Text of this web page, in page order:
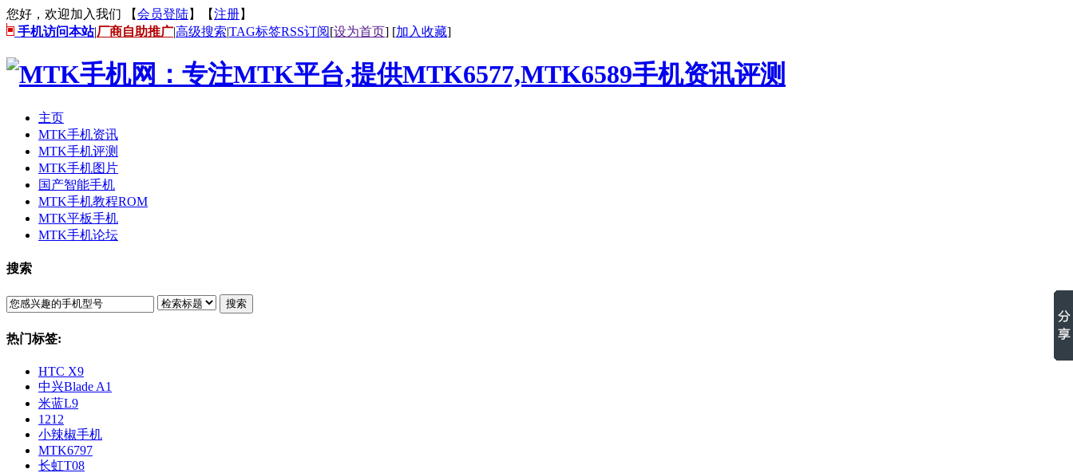
您好，欢迎加入我们 【会员登陆】【注册】
手机访问本站|厂商自助推广|高级搜索|TAG标签RSS订阅[设为首页] [加入收藏]
主页
MTK手机资讯
MTK手机评测
MTK手机图片
国产智能手机
MTK手机教程ROM
MTK平板手机
MTK手机论坛
搜索
搜索
热门标签:
HTC X9
中兴Blade A1
米蓝L9
1212
小辣椒手机
MTK6797
长虹T08